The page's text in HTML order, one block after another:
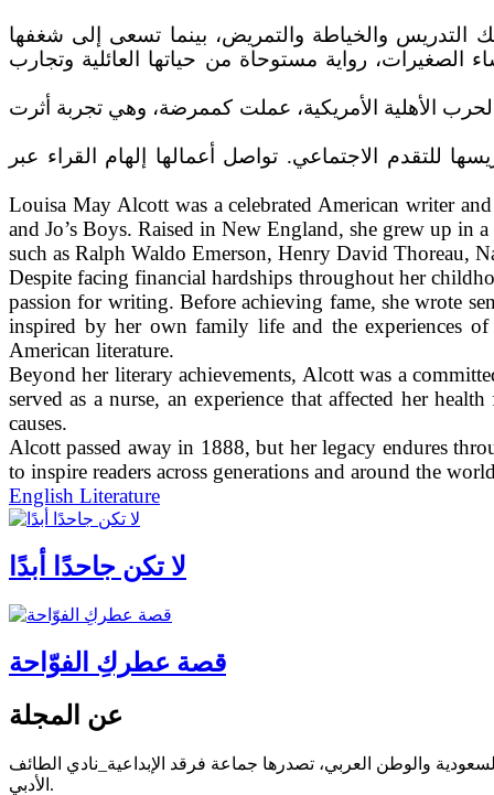
والخياطة والتمريض، بينما تسعى إلى شغفها
الصغيرات، رواية مستوحاة من حياتها العائلية وتجارب
الأهلية الأمريكية، عملت كممرضة، وهي تجربة أثرت
وتكريسها للتقدم الاجتماعي. تواصل أعمالها إلهام القراء عبر
Louisa May Alcott was a celebrated American writer
and Jo’s Boys. Raised in New England, she grew up in
such as Ralph Waldo Emerson, Henry David Thoreau,
Despite facing financial hardships throughout her
passion for writing. Before achieving fame, she wrote
inspired by her own family life and the experiences
American literature.
Beyond her literary achievements, Alcott was a
served as a nurse, an experience that affected her
causes.
Alcott passed away in 1888, but her legacy endures
to inspire readers across generations and around the
English Literature
لا تكن جاحدًا أبدًا
قصة عطركِ الفوّاحة
عن المجلة
والوطن العربي، تصدرها جماعة فرقد الإبداعية_نادي الطائف
الأدبي.